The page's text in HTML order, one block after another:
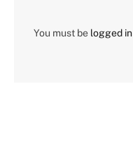
You must be logged in